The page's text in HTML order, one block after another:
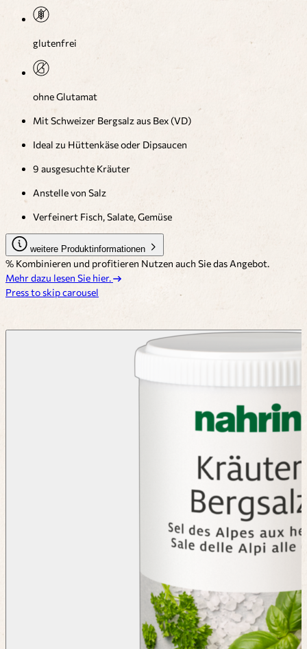
glutenfrei
ohne Glutamat
Mit Schweizer Bergsalz aus Bex (VD)
Ideal zu Hüttenkäse oder Dipsaucen
9 ausgesuchte Kräuter
Anstelle von Salz
Verfeinert Fisch, Salate, Gemüse
weitere Produktinformationen
% Kombinieren und profitieren Nutzen auch Sie das Angebot.
Mehr dazu lesen Sie hier.
Press to skip carousel